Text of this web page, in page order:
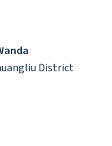
District